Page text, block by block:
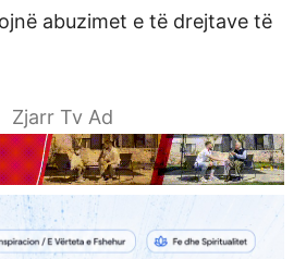
abuzimet e të drejtave të
Zjarr Tv Ad